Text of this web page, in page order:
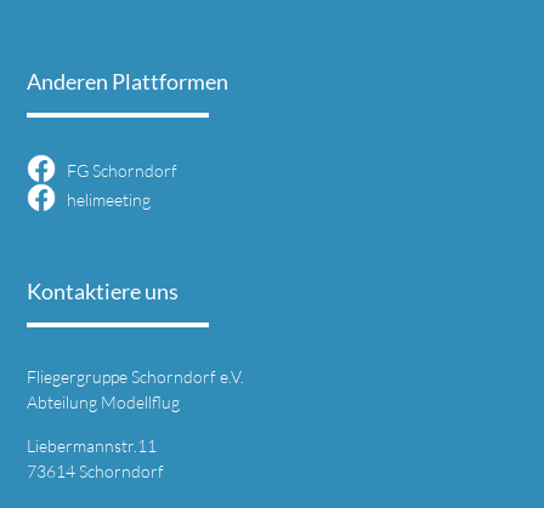
Anderen Plattformen
FG Schorndorf
helimeeting
Kontaktiere uns
Fliegergruppe Schorndorf e.V.
Abteilung Modellflug
Liebermannstr.11
73614 Schorndorf